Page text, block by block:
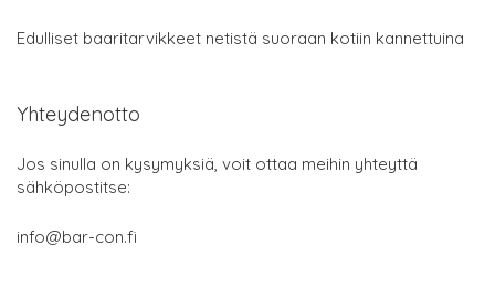
Edulliset baaritarvikkeet netistä suoraan kotiin kannettuina
Yhteydenotto
Jos sinulla on kysymyksiä, voit ottaa meihin yhteyttä
sähköpostitse:
info@bar-con.fi